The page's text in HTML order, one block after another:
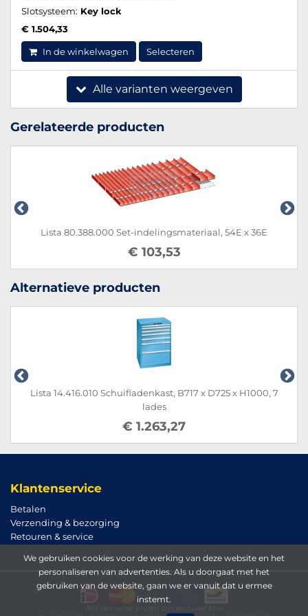
Slotsysteem: Key lock
€ 1.504,33
In de winkelwagen Selecteren
Alle varianten weergeven
Gerelateerde producten
Set-indelingsmateriaal, 54E x 36E
Alternatieve producten
Lista 14.416.010 Schuifladenkast, B717 x D725 x H1000, 7
lades
€ 1.263,27
Klantenservice
Betalen
Verzending & bezorging
Retouren & service
Alle vermelde prijzen zijn exclusief btw.
We gebruiken cookies voor de werking van deze website en het
personaliseren van advertenties. Als u doorgaat met het
gebruiken van de website, gaan we er vanuit dat u ermee
instemt.